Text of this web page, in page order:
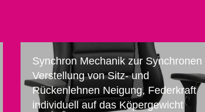
Synchron Mechanik zur Synchronen
Verstellung von Sitz- und
Rückenlehnen Neigung, Federkraft
individuell auf das Köpergewicht